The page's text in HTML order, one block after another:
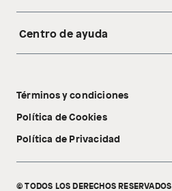
Acerca de nosotros
Tecnología Pillow Walk
Centro de ayuda
Libro de reclamaciones
Términos y condiciones
Política de Cookies
Política de Privacidad
© TODOS LOS DERECHOS RESERVADOS